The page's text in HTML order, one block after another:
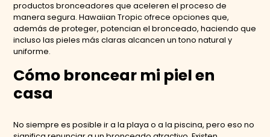
productos bronceadores que aceleren el proceso de
manera segura. Hawaiian Tropic ofrece opciones que,
además de proteger, potencian el bronceado, haciendo que
incluso las pieles más claras alcancen un tono natural y
uniforme.
Cómo broncear mi piel en
casa
No siempre es posible ir a la playa o a la piscina, pero eso no